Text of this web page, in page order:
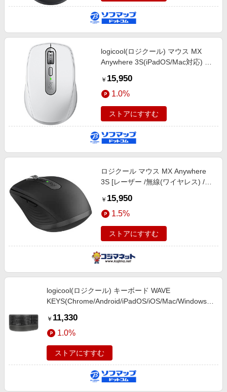
logicool(ロジクール) マウス MX
Anywhere 3S(iPadOS/Mac対応) ペ
ー /無線(ワイヤレス) /6ボタン
/Bluetooth］
￥ 15,950
1.0%
ストアにすすむ
ロジクール マウス MX Anywhere
3S [レーザー /無線(ワイヤレス) /6
MX1800GR
￥ 15,950
1.5%
ストアにすすむ
logicool(ロジクール) キーボード WAVE
KEYS(Chrome/Android/iPadOS/iOS/Mac/Windows11
USB］
￥ 11,330
1.0%
ストアにすすむ